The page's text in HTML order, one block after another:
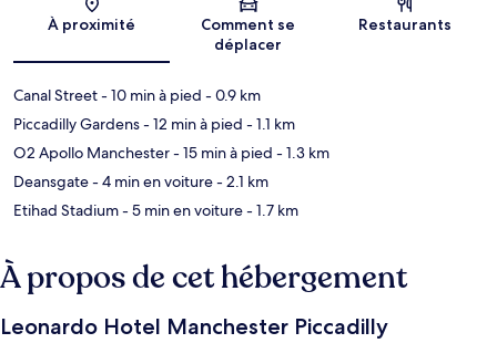
Carte
À proximité
Comment se
déplacer
Restaurants
Canal Street- 10 min à pied - 0.9 km
Piccadilly Gardens- 12 min à pied - 1.1 km
O2 Apollo Manchester- 15 min à pied - 1.3 km
Deansgate- 4 min en voiture- 2.1 km
Etihad Stadium- 5 min en voiture- 1.7 km
À propos de cet hébergement
Leonardo Hotel Manchester Piccadilly